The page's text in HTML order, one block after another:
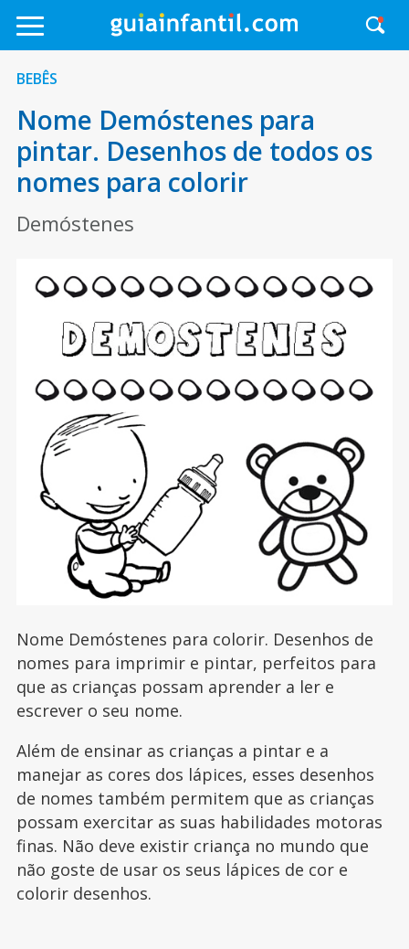
BEBÊS
Nome Demóstenes para
pintar. Desenhos de todos os
nomes para colorir
Demóstenes
Nome Demóstenes para colorir. Desenhos de
nomes para imprimir e pintar, perfeitos para
que as crianças possam aprender a ler e
escrever o seu nome.
Além de ensinar as crianças a pintar e a
manejar as cores dos lápices, esses desenhos
de nomes também permitem que as crianças
possam exercitar as suas habilidades motoras
finas. Não deve existir criança no mundo que
não goste de usar os seus lápices de cor e
colorir desenhos.